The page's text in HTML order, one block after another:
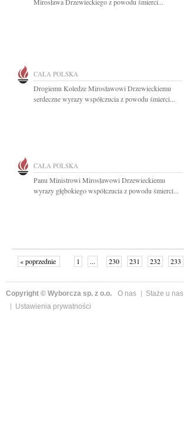
CAŁA POLSKA
Drogiemu Koledze Mirosławowi Drzewieckiemu
serdeczne wyrazy współczucia z powodu śmierci...
CAŁA POLSKA
Panu Ministrowi Mirosławowi Drzewieckiemu
wyrazy głębokiego współczucia z powodu śmierci...
« poprzednie 1 ... 230 231 232 233
Copyright © Wyborcza sp. z o.o. O nas Staże u nas
Ustawienia prywatności